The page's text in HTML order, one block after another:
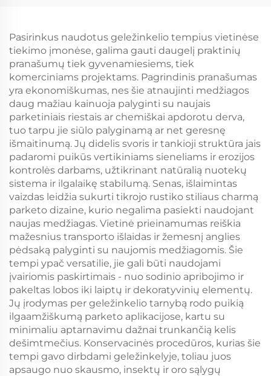
Pasirinkus naudotus geležinkelio tempius vietinėse
tiekimo įmonėse, galima gauti daugelį praktinių
pranašumų tiek gyvenamiesiems, tiek
komerciniams projektams. Pagrindinis pranašumas
yra ekonomiškumas, nes šie atnaujinti medžiagos
daug mažiau kainuoja palyginti su naujais
parketiniais riestais ar chemiškai apdorotu derva,
tuo tarpu jie siūlo palyginamą ar net geresnę
išmaitinumą. Jų didelis svoris ir tankioji struktūra jais
padaromi puikūs vertikiniams sieneliams ir erozijos
kontrolės darbams, užtikrinant natūralią nuotekų
sistema ir ilgalaikę stabilumą. Senas, išlaimintas
vaizdas leidžia sukurti tikrojo rustiko stiliaus charmą
parketo dizaine, kurio negalima pasiekti naudojant
naujas medžiagas. Vietinė prieinamumas reiškia
mažesnius transporto išlaidas ir žemesnį anglies
pėdsaką palyginti su naujomis medžiagomis. Šie
tempi ypač versatilie, jie gali būti naudojami
įvairiomis paskirtimais - nuo sodinio apribojimo ir
pakeltas lobos iki laiptų ir dekoratyvinių elementų.
Jų įrodymas per geležinkelio tarnybą rodo puikią
ilgaamžiškumą parketo aplikacijose, kartu su
minimaliu aptarnavimu dažnai trunkančią kelis
dešimtmečius. Konservacinės procedūros, kurias šie
tempi gavo dirbdami geležinkelyje, toliau juos
apsaugo nuo skausmo, insektų ir oro sąlygų